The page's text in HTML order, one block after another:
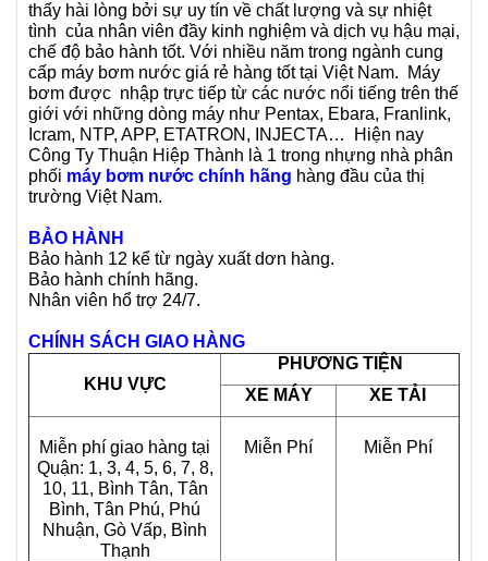
thấy hài lòng bởi sự uy tín về chất lượng và sự nhiệt
tình của nhân viên đầy kinh nghiệm và dịch vụ hậu mại,
chế độ bảo hành tốt. Với nhiều năm trong ngành cung
cấp máy bơm nước giá rẻ hàng tốt tại Việt Nam. Máy
bơm được nhập trực tiếp từ các nước nổi tiếng trên thế
giới với những dòng máy như Pentax, Ebara, Franlink,
Icram, NTP, APP, ETATRON, INJECTA… Hiện nay
Công Ty Thuận Hiệp Thành là 1 trong nhựng nhà phân
phối máy bơm nước chính hãng hàng đầu của thị
trường Việt Nam.
BẢO HÀNH
Bảo hành 12 kể từ ngày xuất dơn hàng.
Bảo hành chính hãng.
Nhân viên hổ trợ 24/7.
CHÍNH SÁCH GIAO HÀNG
KHU VỰC
PHƯƠNG TIỆN
XE MÁY
XE TẢI
Miễn phí giao hàng tại
Quận: 1, 3, 4, 5, 6, 7, 8,
10, 11, Bình Tân, Tân
Bình, Tân Phú, Phú
Nhuận, Gò Vấp, Bình
Thạnh
Miễn Phí Miễn Phí